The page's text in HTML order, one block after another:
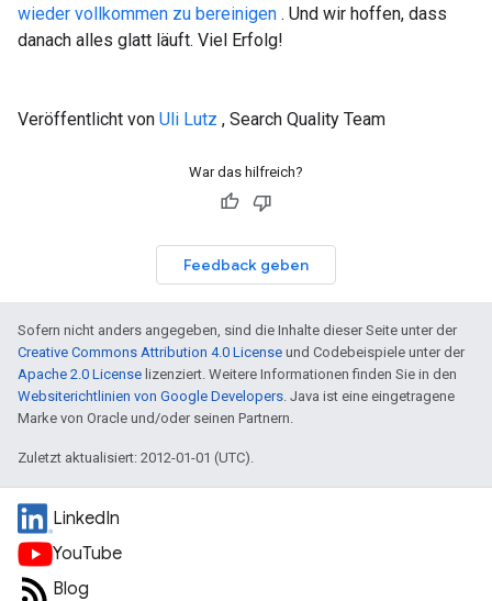
wieder vollkommen zu bereinigen . Und wir hoffen, dass
danach alles glatt läuft. Viel Erfolg!
Veröffentlicht von Uli Lutz , Search Quality Team
War das hilfreich?
Feedback geben
Sofern nicht anders angegeben, sind die Inhalte dieser Seite unter der
Creative Commons Attribution 4.0 License und Codebeispiele unter der
Apache 2.0 License lizenziert. Weitere Informationen finden Sie in den
Websiterichtlinien von Google Developers. Java ist eine eingetragene
Marke von Oracle und/oder seinen Partnern.
Zuletzt aktualisiert: 2012-01-01 (UTC).
LinkedIn
YouTube
Blog